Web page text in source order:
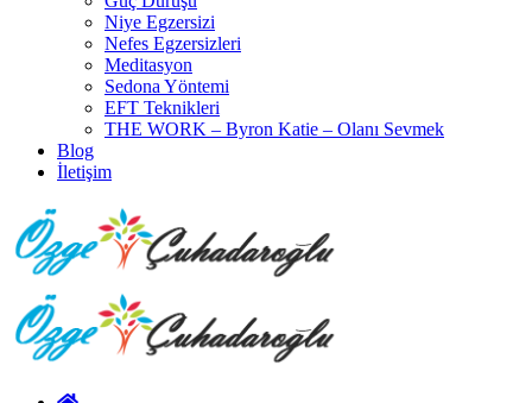
Niye Egzersizi
Nefes Egzersizleri
Meditasyon
Sedona Yöntemi
EFT Teknikleri
THE WORK – Byron Katie – Olanı Sevmek
Blog
İletişim